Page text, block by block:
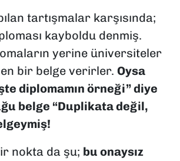
tartışmalar karşısında;
kayboldu denmiş.
yerine üniversiteler
bir belge verirler. Oysa
diplomamın örneği” diye
belge “Duplikata değil,
nokta da şu; bu onaysız